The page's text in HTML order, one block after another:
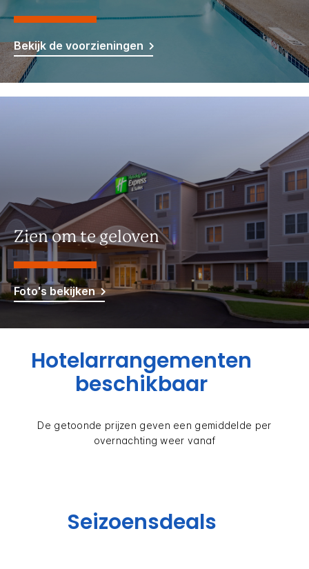
Bekijk de voorzieningen
Zien om te geloven
Foto's bekijken
Hotelarrangementen
beschikbaar
De getoonde prijzen geven een gemiddelde per
overnachting weer vanaf
Seizoensdeals